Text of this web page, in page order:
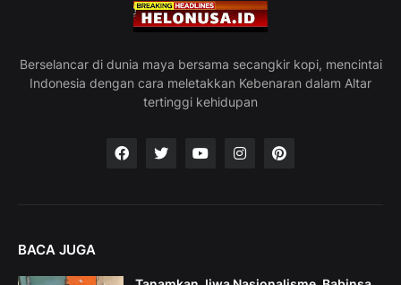
Berselancar di dunia maya bersama secangkir kopi, mencintai
Indonesia dengan cara meletakkan Kebenaran dalam Altar
tertinggi kehidupan
BACA JUGA